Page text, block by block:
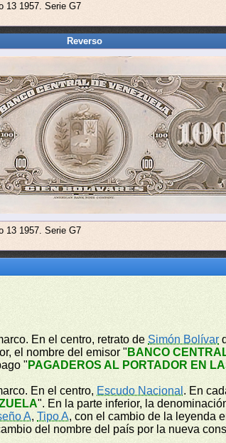
13 1957. Serie G7
Reverso
13 1957. Serie G7
En el centro, retrato de Simón Bolívar
el nombre del emisor " BANCO
" PAGADEROS AL PORTADOR EN
En el centro, Escudo Nacional . En
". En la parte inferior, la
A,Tipo A, con el cambio de la leyenda
del nombre del país por la nueva